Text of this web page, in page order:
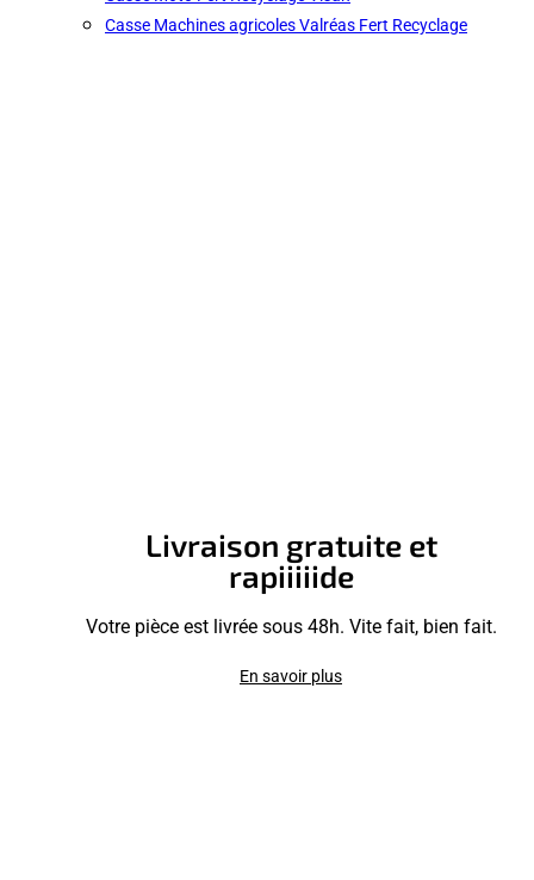
Casse Machines agricoles Valréas Fert Recyclage
Livraison gratuite et
rapiiiiide
Votre pièce est livrée sous 48h. Vite fait, bien fait.
En savoir plus